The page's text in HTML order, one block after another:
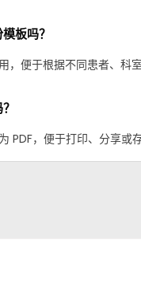
板吗？
，便于根据不同患者、
PDF，便于打印、分享